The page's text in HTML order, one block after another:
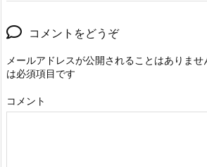
コメントをどうぞ
メールアドレスが公開されることはありませ
は必須項目です
コメント